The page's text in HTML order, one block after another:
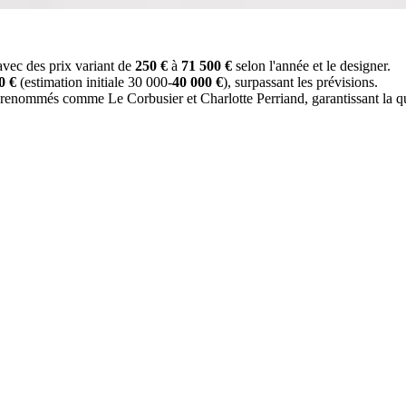
des prix variant de 250 € à 71 500 € selon l'année et le designer.
€ (estimation initiale 30 000-40 000 €), surpassant les prévisions.
comme Le Corbusier et Charlotte Perriand, garantissant la